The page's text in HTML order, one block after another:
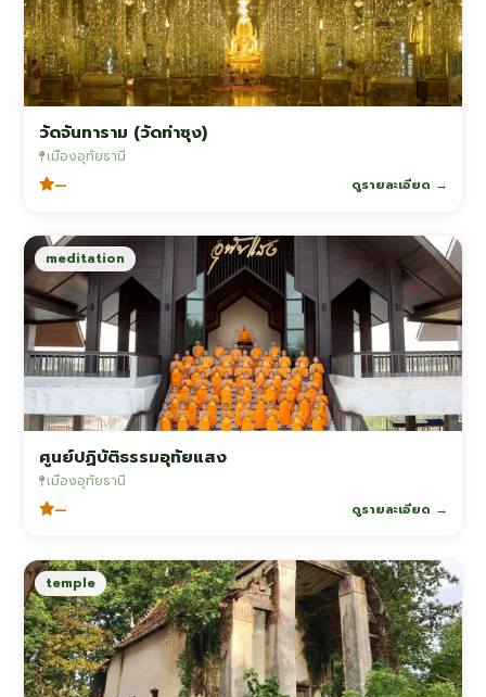
วัดจันทาราม (วัดท่าซุง)
เมืองอุทัยธานี
— ดูรายละเอียด →
meditation
ศูนย์ปฏิบัติธรรมอุทัยแสง
เมืองอุทัยธานี
— ดูรายละเอียด →
temple